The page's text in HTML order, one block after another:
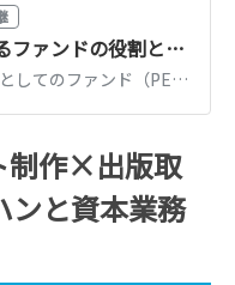
M&Aにおけるファンドの役割とは？種類・メリット・デメリットを解説
M&Aの買い手としてのファンド（PE・バイアウト・事業再生等）の種類と役割を解説。ファンドに売却するメリット・デメリット、事業会社との違いを整理します。
制作×出版取
ンと資本業務